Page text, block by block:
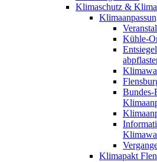
Klimaschutz &
Kühle-
Bundes-
Klimapakt